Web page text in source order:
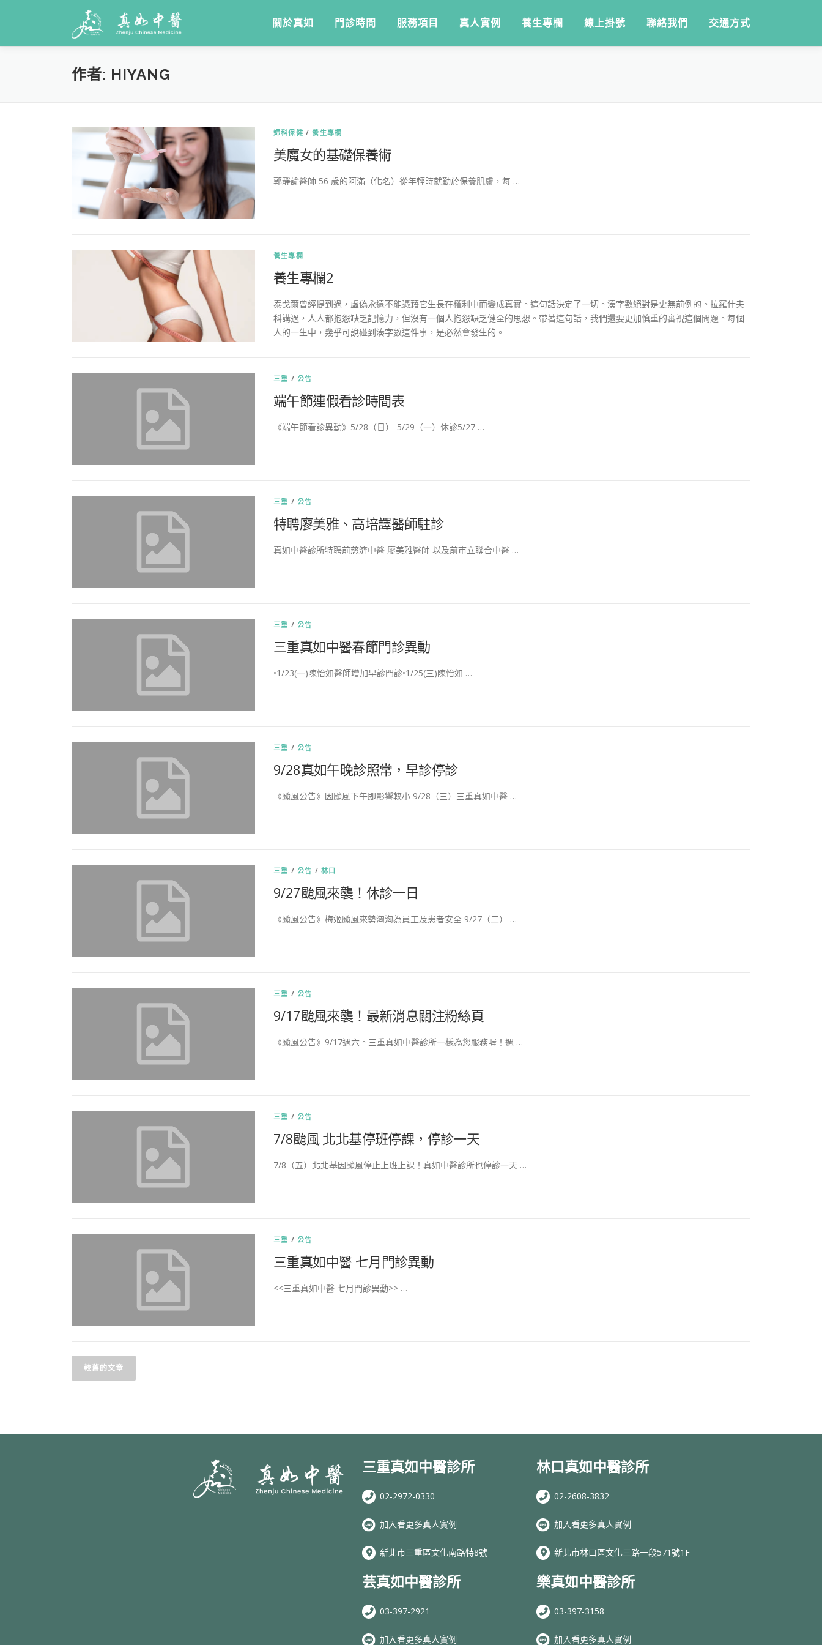
關於真如 門診時間 服務項目 真人實例 養生專欄 線上掛號 聯絡我們 交通方式
作者: HIYANG
婦科保健 /養生專欄
美魔女的基礎保養術
郭靜諭醫師 56 歲的阿滿（化名）從年輕時就勤於保養肌膚，每 …
養生專欄
養生專欄2
泰戈爾曾經提到過，虛偽永遠不能憑藉它生長在權利中而變成真實。這句話決定了一切。湊字數絕對是史無前例的。拉羅什夫
科講過，人人都抱怨缺乏記憶力，但沒有一個人抱怨缺乏健全的思想。帶著這句話，我們還要更加慎重的審視這個問題。每個
人的一生中，幾乎可說碰到湊字數這件事，是必然會發生的。
三重 /公告
端午節連假看診時間表
《端午節看診異動》5/28（日）-5/29（一）休診5/27 …
三重 /公告
特聘廖美雅、高培譯醫師駐診
真如中醫診所特聘前慈濟中醫 廖美雅醫師 以及前市立聯合中醫 …
三重 /公告
三重真如中醫春節門診異動
•1/23(一)陳怡如醫師增加早診門診•1/25(三)陳怡如 …
三重 /公告
9/28真如午晚診照常，早診停診
《颱風公告》因颱風下午即影響較小 9/28（三）三重真如中醫 …
三重 /公告 /林口
9/27颱風來襲！休診一日
《颱風公告》梅姬颱風來勢洶洶為員工及患者安全 9/27（二） …
三重 /公告
9/17颱風來襲！最新消息關注粉絲頁
《颱風公告》9/17週六。三重真如中醫診所一樣為您服務喔！週 …
三重 /公告
7/8颱風 北北基停班停課，停診一天
7/8（五）北北基因颱風停止上班上課！真如中醫診所也停診一天 …
三重 /公告
三重真如中醫 七月門診異動
<<三重真如中醫 七月門診異動>> …
較舊的文章
三重真如中醫診所
02-2972-0330
加入看更多真人實例
新北市三重區文化南路特8號
芸真如中醫診所
03-397-2921
加入看更多真人實例
林口真如中醫診所
02-2608-3832
加入看更多真人實例
新北市林口區文化三路一段571號1F
樂真如中醫診所
03-397-3158
加入看更多真人實例